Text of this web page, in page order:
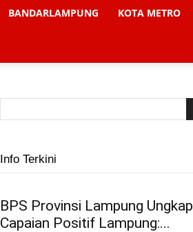
BANDARLAMPUNG KOTA METRO
Info Terkini
BPS Provinsi Lampung Ungkap
Capaian Positif Lampung:...